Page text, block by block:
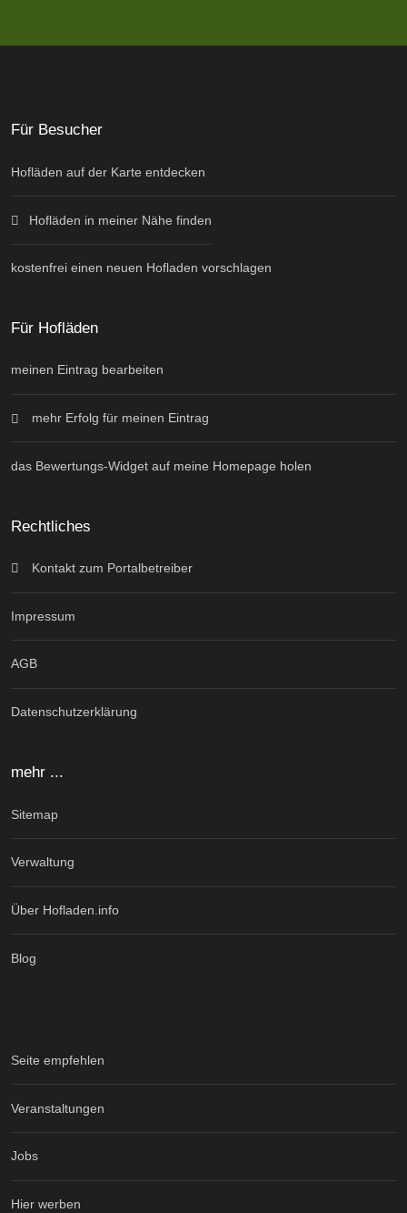
Für Besucher
Hofläden auf der Karte entdecken
Hofläden in meiner Nähe finden
kostenfrei einen neuen Hofladen vorschlagen
Für Hofläden
meinen Eintrag bearbeiten
mehr Erfolg für meinen Eintrag
das Bewertungs-Widget auf meine Homepage holen
Rechtliches
Kontakt zum Portalbetreiber
Impressum
AGB
Datenschutzerklärung
mehr ...
Sitemap
Verwaltung
Über Hofladen.info
Blog
Seite empfehlen
Veranstaltungen
Jobs
Hier werben